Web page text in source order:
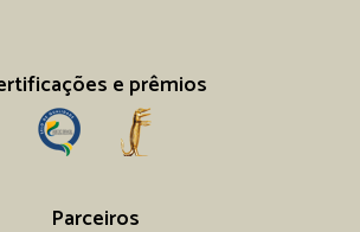
e prêmios
Parceiros